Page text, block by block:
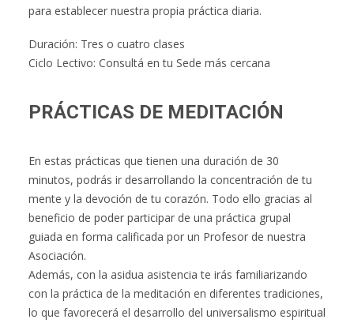
para establecer nuestra propia práctica diaria.
Duración: Tres o cuatro clases
Ciclo Lectivo: Consultá en tu Sede más cercana
PRÁCTICAS DE MEDITACIÓN
En estas prácticas que tienen una duración de 30
minutos, podrás ir desarrollando la concentración de tu
mente y la devoción de tu corazón. Todo ello gracias al
beneficio de poder participar de una práctica grupal
guiada en forma calificada por un Profesor de nuestra
Asociación.
Además, con la asidua asistencia te irás familiarizando
con la práctica de la meditación en diferentes tradiciones,
lo que favorecerá el desarrollo del universalismo espiritual